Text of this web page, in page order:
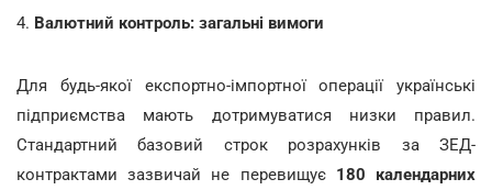
4. Валютний контроль: загальні вимоги
Для будь-якої експортно-імпортної операції українські
підприємства мають дотримуватися низки правил.
Стандартний базовий строк розрахунків за ЗЕД-
контрактами зазвичай не перевищує 180 календарних